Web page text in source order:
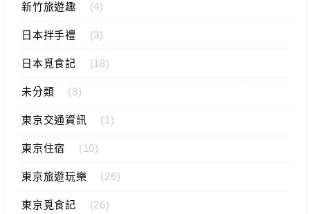
新竹旅遊趣 (4)
日本拌手禮 (3)
日本覓食記 (18)
未分類 (3)
東京交通資訊 (1)
東京住宿 (10)
東京旅遊玩樂 (26)
東京覓食記 (26)